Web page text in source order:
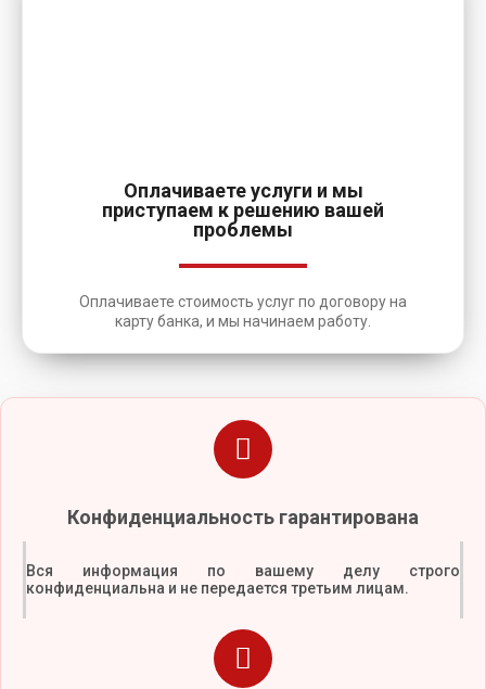
Оплачиваете услуги и мы
приступаем к решению вашей
проблемы
Оплачиваете стоимость услуг по договору на
карту банка, и мы начинаем работу.
Конфиденциальность гарантирована
Вся информация по вашему делу строго
конфиденциальна и не передается третьим лицам.